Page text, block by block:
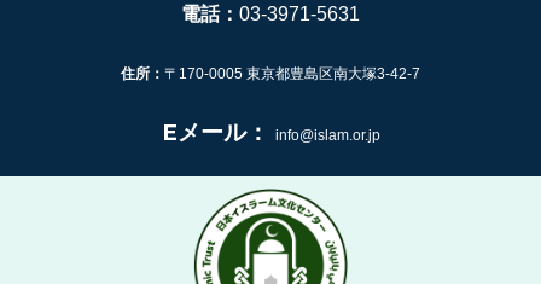
電話： 03-3971-5631
住所： 〒170-0005 東京都豊島区南大塚3-42-7
Eメール： info@islam.or.jp